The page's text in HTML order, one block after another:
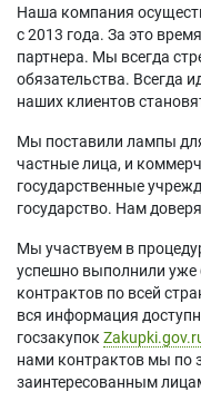
Наша компания
с 2013 года. За это
партнера. Мы всегда
обязательства. Всегда
наших клиентов
Мы поставили лампы
частные лица, и
государственные
государство. Нам
Мы участвуем в
успешно выполнили уже
контрактов по всей
вся информация
госзакупок
нами контрактов мы по
заинтересованным